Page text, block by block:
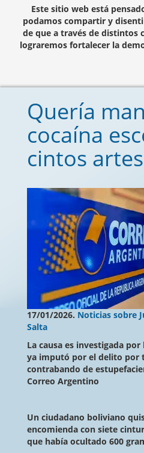
Este sitio web está
podamos compartir y
de que a través de distintos
lograremos fortalecer la
Quería
cocaína
cintos
17/01/2026. Noticias sobre
Salta
La causa es investigada
ya imputó por el delito por
contrabando de
Correo Argentino
Un ciudadano boliviano
encomienda con siete
que había ocultado 600